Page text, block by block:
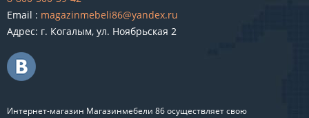
Email : magazinmebeli86@yandex.ru
Адрес: г. Когалым, ул. Ноябрьская 2
Интернет-магазин Магазинмебели 86 осуществляет свою